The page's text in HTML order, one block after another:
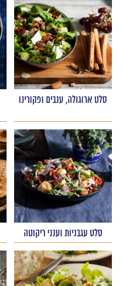
סלט ארוגולה, ענבים ופקורינו
סלט עגבניות וענני ריקוטה